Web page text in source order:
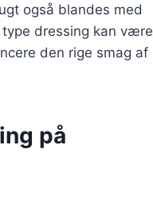
også blandes med
dressing kan være
den rige smag af
på